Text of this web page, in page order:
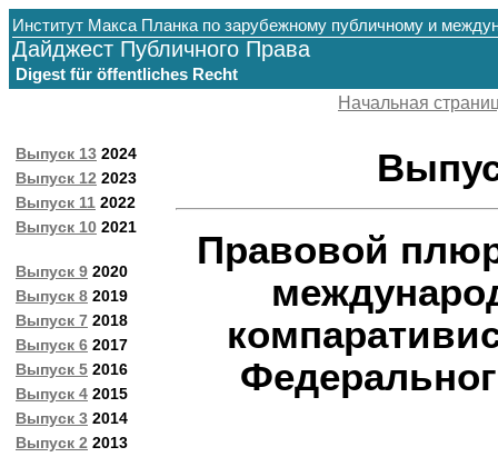
Институт Макса Планка по зарубежному публичному и
Дайджест Публичного Права
Digest für öffentliches Recht
Начальная
Выпуск 13 2024
Выпуск 12 2023
Выпуск 11 2022
Выпуск 10 2021
Выпуск 9 2020
Выпуск 8 2019
Выпуск 7 2018
Выпуск 6 2017
Выпуск 5 2016
Выпуск 4 2015
Выпуск 3 2014
Выпуск 2 2013
Правовой